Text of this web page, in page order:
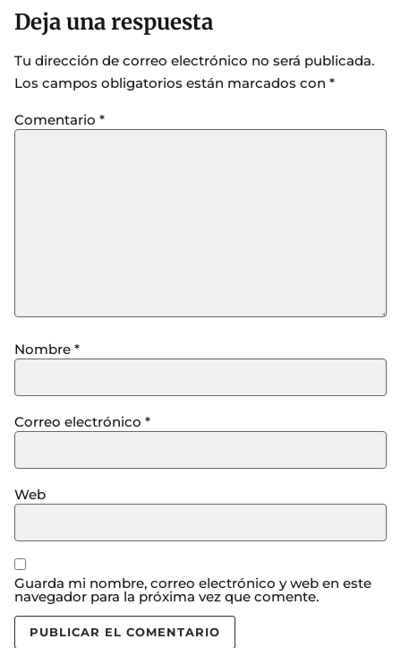
Deja una respuesta
Tu dirección de correo electrónico no será publicada.
Los campos obligatorios están marcados con *
Comentario *
Nombre *
Correo electrónico *
Web
Guarda mi nombre, correo electrónico y web en este
navegador para la próxima vez que comente.